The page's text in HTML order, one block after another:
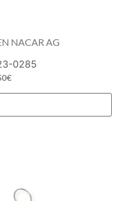
NACAR AG
0285
€